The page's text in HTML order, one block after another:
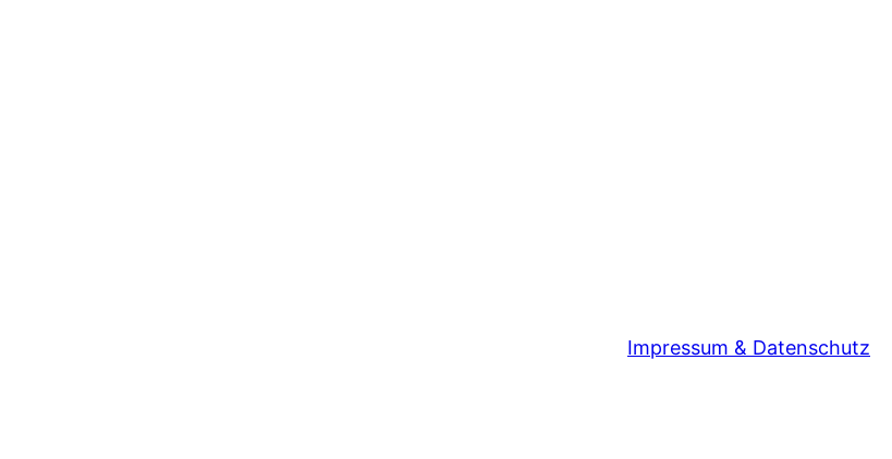
Impressum & Datenschutz